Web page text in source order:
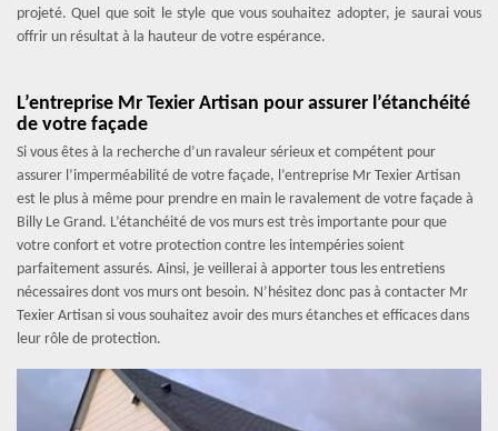
projeté. Quel que soit le style que vous souhaitez adopter, je saurai vous
offrir un résultat à la hauteur de votre espérance.
L’entreprise Mr Texier Artisan pour assurer l’étanchéité
de votre façade
Si vous êtes à la recherche d’un ravaleur sérieux et compétent pour
assurer l’imperméabilité de votre façade, l’entreprise Mr Texier Artisan
est le plus à même pour prendre en main le ravalement de votre façade à
Billy Le Grand. L’étanchéité de vos murs est très importante pour que
votre confort et votre protection contre les intempéries soient
parfaitement assurés. Ainsi, je veillerai à apporter tous les entretiens
nécessaires dont vos murs ont besoin. N’hésitez donc pas à contacter Mr
Texier Artisan si vous souhaitez avoir des murs étanches et efficaces dans
leur rôle de protection.